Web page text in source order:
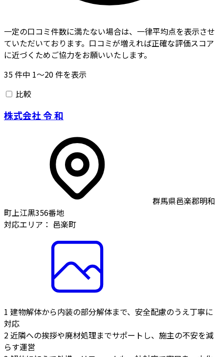
一定の口コミ件数に満たない場合は、一律平均点を表示させ
ていただいております。口コミが増えれば正確な評価スコア
に近づくためご協力をお願いいたします。
35件中 1〜20件を表示
比較
株式会社 令 和
群馬県邑楽郡明和
町上江黒356番地
対応エリア： 邑楽町
1 建物解体から内装の部分解体まで、安全配慮のうえ丁寧に
対応
2近隣への挨拶や廃材処理までサポートし、施主の不安を減
らす運営